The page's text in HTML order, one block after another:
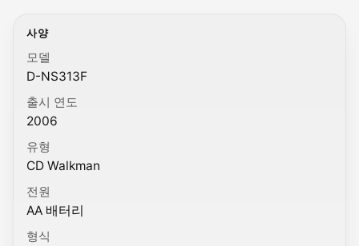
사양
모델
D-NS313F
출시 연도
2006
유형
CD Walkman
전원
AA 배터리
형식